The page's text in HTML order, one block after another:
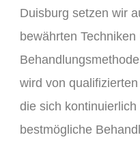
Duisburg setzen wir
bewährten
wird von
die sich
bestmögliche